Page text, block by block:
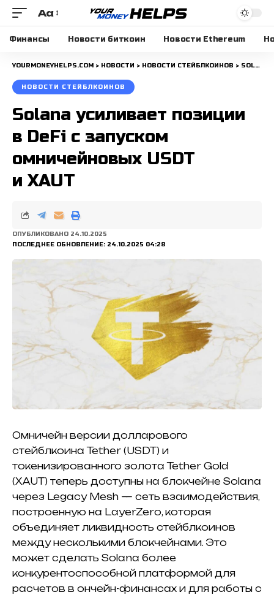
Размера
шрифта
Aa
Финансы Новости биткоин Новости Ethereum
YOURMONEYHELPS.COM > НОВОСТИ > НОВОСТИ СТЕЙБЛКОИНОВ > SOLANA УСИЛИВАЕТ ПОЗИЦИИ В DEFI С ЗАПУСКОМ ОМНИЧЕЙНОВЫХ USDT И XAUT
НОВОСТИ СТЕЙБЛКОИНОВ
Solana усиливает позиции
в DeFi с запуском
омничейновых USDT
и XAUT
ПОСЛЕДНЕЕ ОБНОВЛЕНИЕ: 24.10.2025 04:28
ОПУБЛИКОВАНО 24.10.2025
Омничейн версии долларового
стейблкоинаTether (USDT) и
токенизированного золотаTether Gold
(XAUT) теперь доступны на блокчейне Solana
через Legacy Mesh — сеть взаимодействия,
построенную на LayerZero, которая
объединяет ликвидность стейблкоинов
между несколькими блокчейнами. Это
может сделать Solana более
конкурентоспособной платформой для
расчетов в ончейн-финансах и для работы с